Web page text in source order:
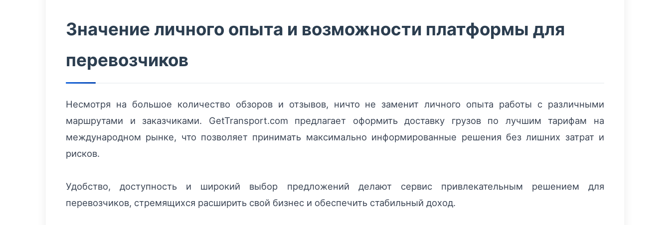
Значение личного опыта и возможности платформы для
перевозчиков
Несмотря на большое количество обзоров и отзывов, ничто не заменит личного опыта работы с различными
маршрутами и заказчиками. GetTransport.com предлагает оформить доставку грузов по лучшим тарифам на
международном рынке, что позволяет принимать максимально информированные решения без лишних затрат и
рисков.
Удобство, доступность и широкий выбор предложений делают сервис привлекательным решением для
перевозчиков, стремящихся расширить свой бизнес и обеспечить стабильный доход.